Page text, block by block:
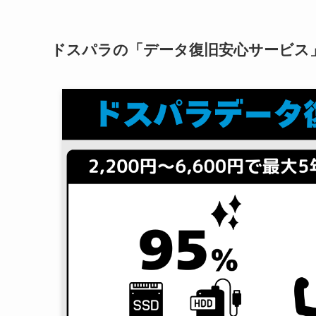
ドスパラの「データ復旧安心サービス